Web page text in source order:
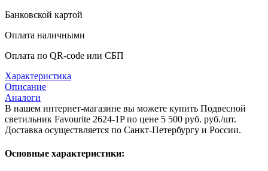
Банковской картой
Оплата наличными
Оплата по QR-code или СБП
Характеристика
Описание
Аналоги
В нашем интернет-магазине вы можете купить Подвесной
светильник Favourite 2624-1P по цене 5 500 руб. руб./шт.
Доставка осуществляется по Санкт-Петербургу и России.
Основные характеристики: